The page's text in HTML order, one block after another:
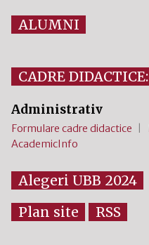
ALUMNI
CADRE DIDACTICE:
Administrativ
Formulare cadre didactice
AcademicInfo
Alegeri UBB 2024
Plan site
RSS